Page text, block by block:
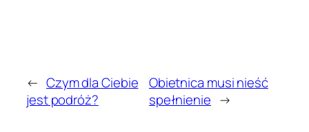
← Czym dla Ciebie
jest podróż?
Obietnica musi nieść
spełnienie →